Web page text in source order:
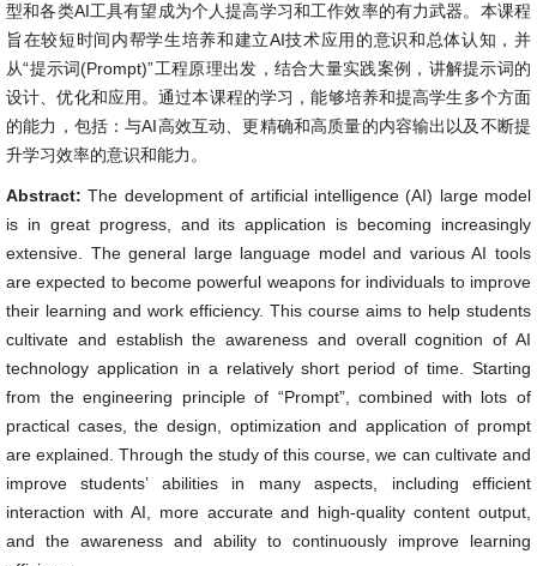
型和各类AI工具有望成为个人提高学习和工作效率的有力武器。本课程
旨在较短时间内帮学生培养和建立AI技术应用的意识和总体认知，并
从“提示词(Prompt)”工程原理出发，结合大量实践案例，讲解提示词的
设计、优化和应用。通过本课程的学习，能够培养和提高学生多个方面
的能力，包括：与AI高效互动、更精确和高质量的内容输出以及不断提
升学习效率的意识和能力。
Abstract:The development of artificial intelligence (AI) large model
is in great progress, and its application is becoming increasingly
extensive. The general large language model and various AI tools
are expected to become powerful weapons for individuals to improve
their learning and work efficiency. This course aims to help students
cultivate and establish the awareness and overall cognition of AI
technology application in a relatively short period of time. Starting
from the engineering principle of “Prompt”, combined with lots of
practical cases, the design, optimization and application of prompt
are explained. Through the study of this course, we can cultivate and
improve students’ abilities in many aspects, including efficient
interaction with AI, more accurate and high-quality content output,
and the awareness and ability to continuously improve learning